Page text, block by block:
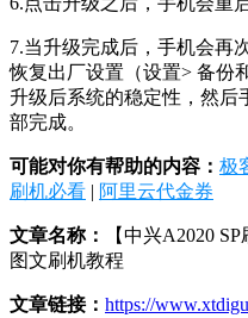
7.当升级完成后，手机会再
恢复出厂设置（设置> 备份
升级后系统的稳定性，然后
部完成。
可能对你有帮助的内容： 极
刷机必看 | 阿里云代金券
文章名称：
【中兴A2020
图文刷机教程
文章链接： https://